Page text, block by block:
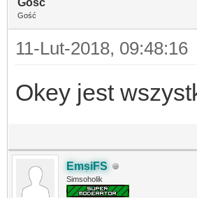
Gość
Gość
11-Lut-2018, 09:48:16
Okey jest
EmsiFS
Simsoholik